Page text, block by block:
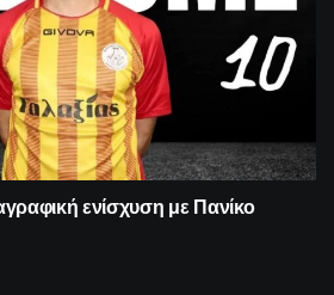
ενίσχυση με Πανίκο